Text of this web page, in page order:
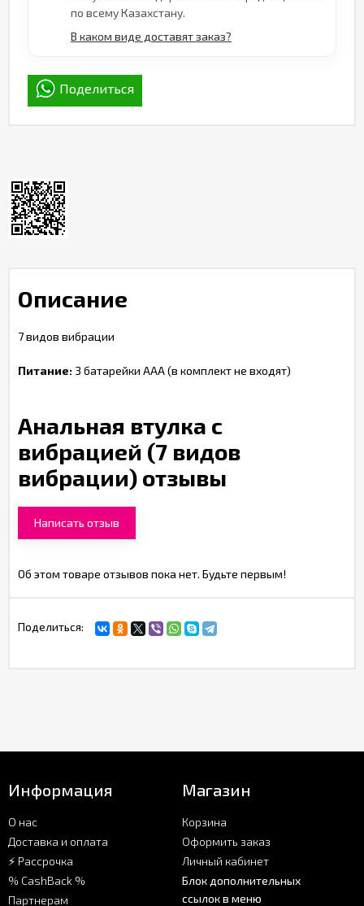
по всему Казахстану.
В каком виде доставят заказ?
Поделиться
Описание
7 видов вибрации
Питание: 3 батарейки ААА (в комплект не входят)
Анальная втулка с
вибрацией (7 видов
вибрации) отзывы
Написать отзыв
Об этом товаре отзывов пока нет. Будьте первым!
Поделиться:
Информация
О нас
Доставка и оплата
⚡ Рассрочка
% CashBack %
Партнерам
Магазин
Корзина
Оформить заказ
Личный кабинет
Блок дополнительных
ссылок в меню